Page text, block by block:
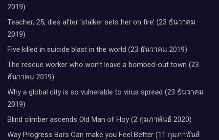
2019)
Teacher, 25, dies after ‘stalker sets her on fire’ (23 ธันวาคม
2019)
Five killed in suicide blast in the world (23 ธันวาคม 2019)
The rescue worker who won’t leave a bombed-out town (23
ธันวาคม 2019)
Why a global city is so vulnerable to virus spread (23 ธันวาคม
2019)
Blind climber ascends Old Man of Hoy (2 กุมภาพันธ์ 2020)
Way Progress Bars Can make you Feel Better (11 กุมภาพันธ์